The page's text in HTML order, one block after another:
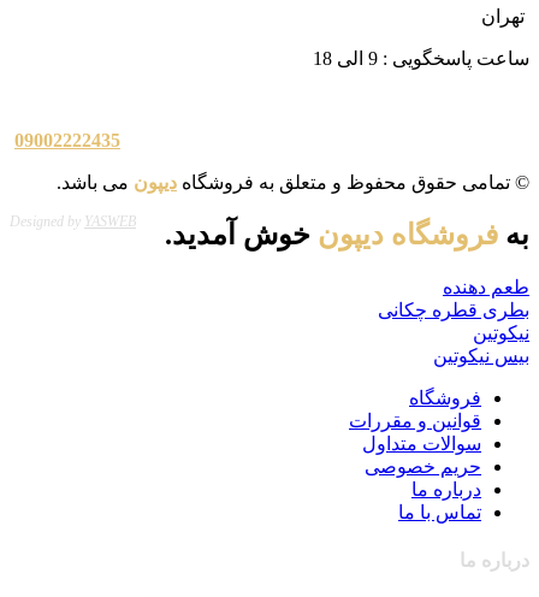
تهران
ساعت پاسخگویی : 9 الی 18
09002222435
© تمامی حقوق محفوظ و متعلق به فروشگاه دیپون می باشد.
Designed by YASWEB به فروشگاه دیپون خوش آمدید.
طعم دهنده
بطری قطره چکانی
نیکوتین
بیس نیکوتین
فروشگاه
قوانین و مقررات
سوالات متداول
حریم خصوصی
درباره ما
تماس با ما
درباره ما